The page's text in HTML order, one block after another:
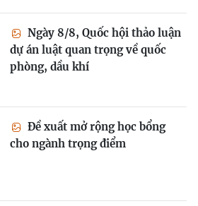
Ngày 8/8, Quốc hội thảo luận
dự án luật quan trọng về quốc
phòng, dầu khí
Đề xuất mở rộng học bổng
cho ngành trọng điểm